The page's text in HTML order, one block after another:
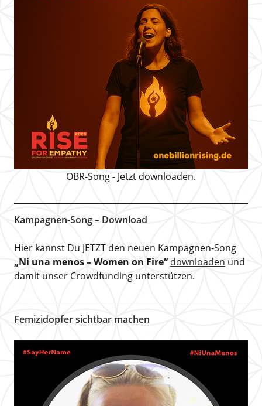
OBR-Song - Jetzt downloaden.
Kampagnen-Song – Download
Hier kannst Du JETZT den neuen Kampagnen-Song
„Ni una menos – Women on Fire“ downloaden und
damit unser Crowdfunding unterstützen.
Femizidopfer sichtbar machen